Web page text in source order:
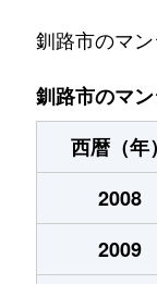
釧路市のマン
釧路市のマ
西暦（年）
2008
2009